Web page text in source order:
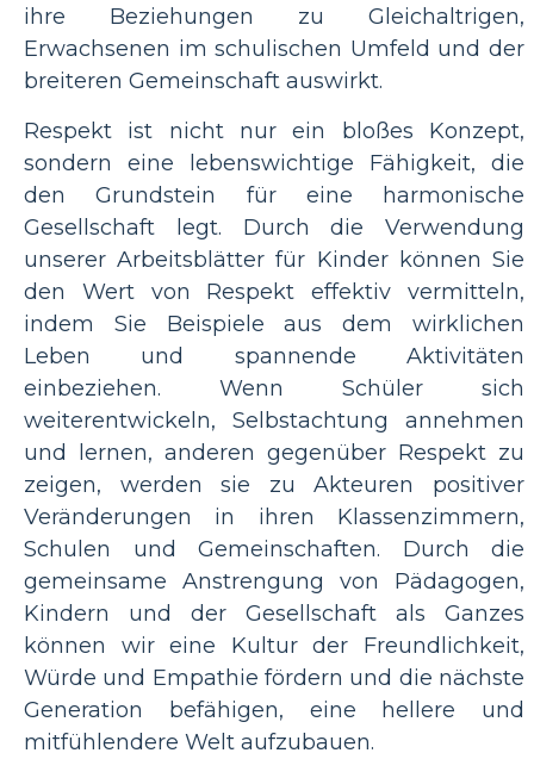
ihre Beziehungen zu Gleichaltrigen,
Erwachsenen im schulischen Umfeld und der
breiteren Gemeinschaft auswirkt.
Respekt ist nicht nur ein bloßes Konzept,
sondern eine lebenswichtige Fähigkeit, die
den Grundstein für eine harmonische
Gesellschaft legt. Durch die Verwendung
unserer Arbeitsblätter für Kinder können Sie
den Wert von Respekt effektiv vermitteln,
indem Sie Beispiele aus dem wirklichen
Leben und spannende Aktivitäten
einbeziehen. Wenn Schüler sich
weiterentwickeln, Selbstachtung annehmen
und lernen, anderen gegenüber Respekt zu
zeigen, werden sie zu Akteuren positiver
Veränderungen in ihren Klassenzimmern,
Schulen und Gemeinschaften. Durch die
gemeinsame Anstrengung von Pädagogen,
Kindern und der Gesellschaft als Ganzes
können wir eine Kultur der Freundlichkeit,
Würde und Empathie fördern und die nächste
Generation befähigen, eine hellere und
mitfühlendere Welt aufzubauen.